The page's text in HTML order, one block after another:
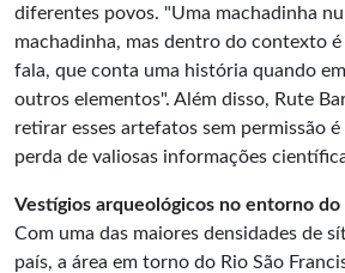
diferentes povos. "Uma machadinha
machadinha, mas dentro do contexto
fala, que conta uma história quando
outros elementos". Além disso, Rute
retirar esses artefatos sem permissão
perda de valiosas informações
Vestígios arqueológicos no entorno do
Com uma das maiores densidades de
país, a área em torno do Rio São